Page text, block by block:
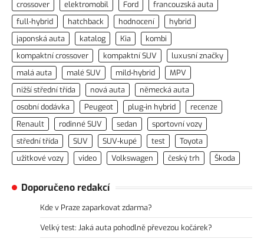
crossover
elektromobil Ford
francouzská auta
full-hybrid
hatchback hodnocení
hybrid
japonská auta
katalog Kia
kombi
kompaktní crossover
kompaktní SUV
luxusní značky
malá auta
malé SUV mild-hybrid
MPV
nižší střední třída
nová auta
německá auta
osobní dodávka
Peugeot plug-in hybrid
recenze
Renault
rodinné SUV sedan
sportovní vozy
střední třída
SUV SUV-kupé test
Toyota
užitkové vozy
video Volkswagen český trh Škoda
Doporučeno redakcí
Kde v Praze zaparkovat zdarma?
Velký test: Jaká auta pohodlně převezou kočárek?